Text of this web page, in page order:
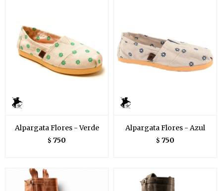
Alpargata Flores - Verde
$ 750
Alpargata Flores - Azul
$ 750